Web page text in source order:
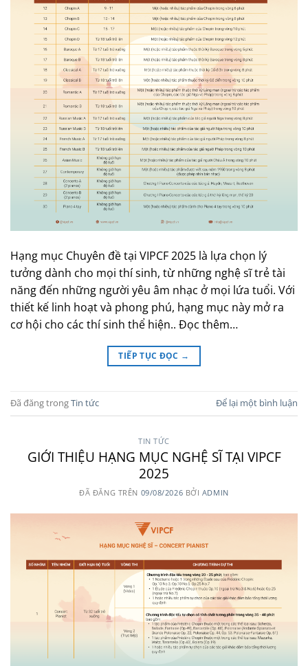
Hạng mục Chuyên đề tại VIPCF 2025 là lựa chọn lý
tưởng dành cho mọi thí sinh, từ những nghệ sĩ trẻ tài
năng đến những người yêu âm nhạc ở mọi lứa tuổi. Với
thiết kế linh hoạt và phong phú, hạng mục này mở ra
cơ hội cho các thí sinh thể hiện.. Đọc thêm…
TIẾP TỤC ĐỌC →
Đã đăng trongTin tức Để lại một bình luận
TIN TỨC
GIỚI THIỆU HẠNG MỤC NGHỆ SĨ TẠI VIPCF
2025
ĐÃ ĐĂNG TRÊN 09/08/2026 BỞI ADMIN